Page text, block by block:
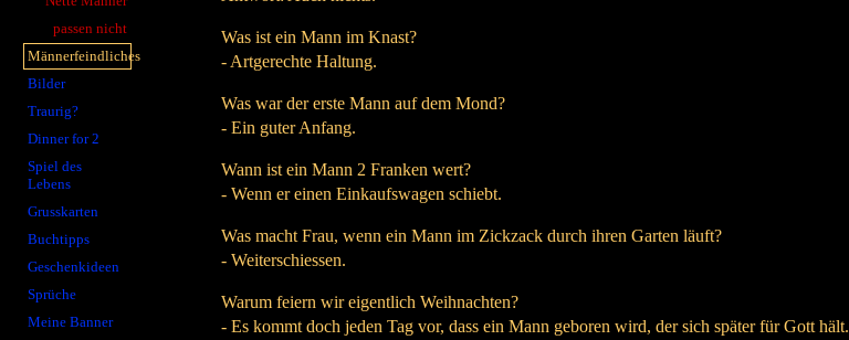
passen nicht
Männerfeindliches
Bilder
Traurig?
Dinner for 2
Spiel des
Lebens
Grusskarten
Buchtipps
Geschenkideen
Sprüche
Meine Banner
Was ist ein Mann im Knast?
- Artgerechte Haltung.
Was war der erste Mann auf dem Mond?
- Ein guter Anfang.
Wann ist ein Mann 2 Franken wert?
- Wenn er einen Einkaufswagen schiebt.
Was macht Frau, wenn ein Mann im Zickzack durch ihren Garten läuft?
- Weiterschiessen.
Warum feiern wir eigentlich Weihnachten?
- Es kommt doch jeden Tag vor, dass ein Mann geboren wird, der sich später für Gott hält.